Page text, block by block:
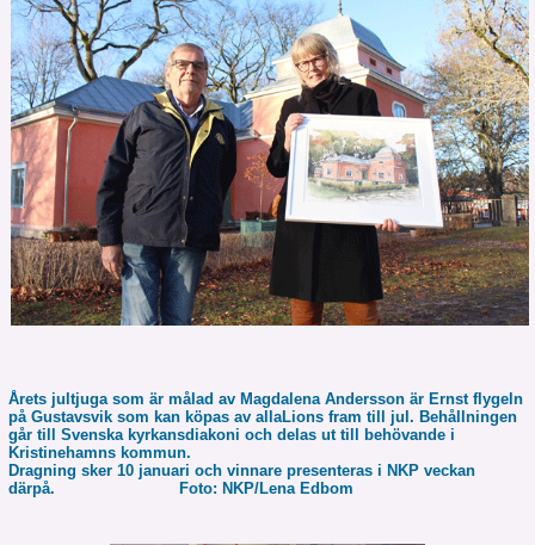
Årets jultjuga som är målad av Magdalena Andersson är Ernst flygeln
på Gustavsvik som kan köpas av allaLions fram till jul. Behållningen
går till Svenska kyrkansdiakoni och delas ut till behövande i
Kristinehamns kommun.
Dragning sker 10 januari och vinnare presenteras i NKP veckan
därpå. Foto: NKP/Lena Edbom